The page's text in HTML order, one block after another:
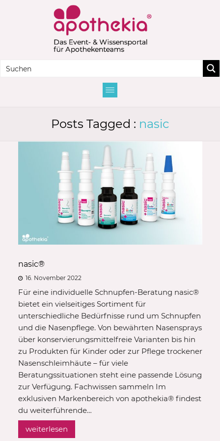
Posts Tagged : nasic
nasic®
16. November 2022
Für eine individuelle Schnupfen-Beratung nasic®
bietet ein vielseitiges Sortiment für
unterschiedliche Bedürfnisse rund um Schnupfen
und die Nasenpflege. Von bewährten Nasensprays
über konservierungsmittelfreie Varianten bis hin
zu Produkten für Kinder oder zur Pflege trockener
Nasenschleimhäute – für viele
Beratungssituationen steht eine passende Lösung
zur Verfügung. Fachwissen sammeln Im
exklusiven Markenbereich von apothekia® findest
du weiterführende…
weiterlesen